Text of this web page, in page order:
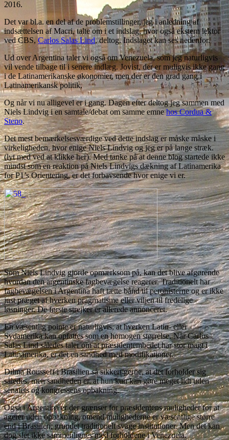
2016.
Det var bl.a. en del af de problemstillinger, jeg i anledning af
indsættelsen af Macri, talte om i et indslag, hvor også ekstern lektor
ved CBS, Carlos Salas Lind, deltog. Indslaget kan ses nedenfor.
Ud over Argentina taler vi også om Venezuela, som jeg naturligvis
vil vende tilbage til i senere indlæg. Jovist, der er muligvis ikke gang
i de Latinamerikanske økonomier, men der er den grad gang i
Latinamerikansk politik.
Og når vi nu alligevel er i gang. Dagen efter deltog jeg sammen med
Niels Lindvig i en samtale/debat om samme emnehos Cordua &
Steno.
Det mest bemærkelsesværdige ved dette indslag er måske måske i
virkeligheden, hvor enige Niels Lindvig og jeg er på lange stræk.
(lyt med ved at klikke her). Med tanke på at denne blog startede ikke
mindst som en reaktion på Niels Lindvigs dækning af Latinamerika
for P1’s Orientering, er det forbavsende hvor enige vi er.
Som Niels Lindvig gjorde opmærksom på, kan det blive afgørende
hvordan den argentinske fagbevægelse reagerer. Traditionelt har
fagbevægelsen i Argentina haft tætte bånd til peronisterne og er ikke
just præget af hverken pragmatisme eller viljen til fredelige
løsninger. De første strejker er allerede annonceret.
En væsentlig pointe er naturligvis, at hverken Latin- eller
Sydamerika kan opfattes som en homogen størrelse. Når Carlos
Salas Lind således taler om at præsidentembedet har stor magt i
Latinamerika, er det en sandhed med modifikationer.
Dilma Rousseff i Brasilien så sikkert gerne, at det forholder sig
således, men sandheden er, at hun kun kan gøre meget lidt uden
senatets og kongressens opbakning.
Også i Argentina er der grænser for præsidentens muligheder for at
agerer uden opbakning, omend mulighederne er væsentlige større
end i Brasilien, grundet traditionelt svage institutioner. Men det kan
dog slet ikke sammenlignes med forholdene i Venezuela.